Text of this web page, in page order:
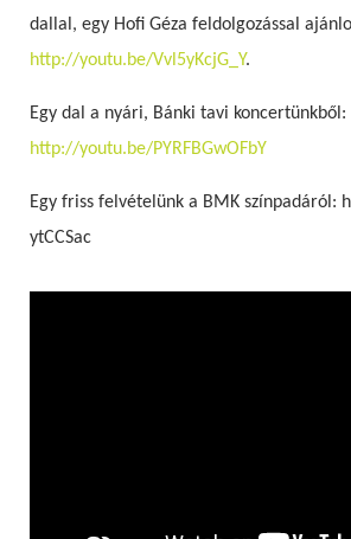
dallal, egy Hofi Géza feldolgozással
http://youtu.be/Vvl5yKcjG_Y.
Egy dal a nyári, Bánki tavi koncertünkből:
http://youtu.be/PYRFBGwOFbY
Egy friss felvételünk a BMK színpadáról:
ytCCSac